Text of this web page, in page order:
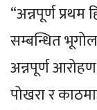
“अन्नपूर्ण
सम्बन्धित
अन्नपूर्ण
पोखरा र